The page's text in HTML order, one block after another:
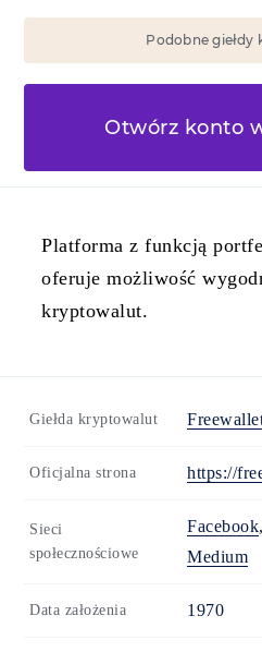
Podobne
Otwórz konto
Platforma z funkcją
oferuje możliwość
kryptowalut.
Giełda kryptowalut
Oficjalna strona https://
Sieci
społecznościowe
Facebook,
Medium
Data założenia 1970